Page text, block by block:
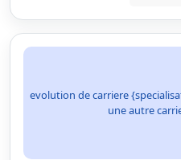
evolution de carriere
une autre